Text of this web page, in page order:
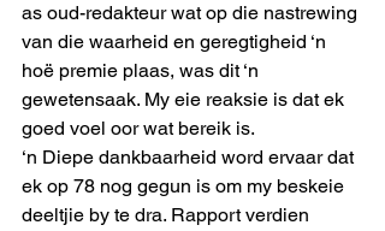
as oud-redakteur wat op die nastrewing
van die waarheid en geregtigheid ‘n
hoë premie plaas, was dit ‘n
gewetensaak. My eie reaksie is dat ek
goed voel oor wat bereik is.
‘n Diepe dankbaarheid word ervaar dat
ek op 78 nog gegun is om my beskeie
deeltjie by te dra. Rapport verdien